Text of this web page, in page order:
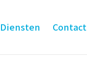
Diensten Contact